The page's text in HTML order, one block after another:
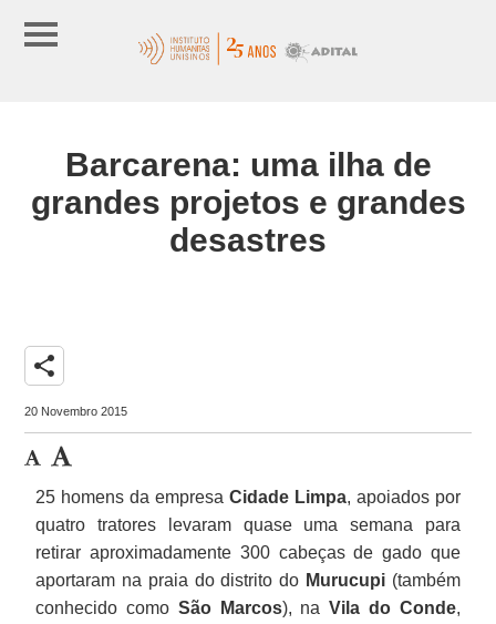
Barcarena: uma ilha de
grandes projetos e grandes
desastres
share
20 Novembro 2015
25 homens da empresa Cidade Limpa, apoiados por
quatro tratores levaram quase uma semana para
retirar aproximadamente 300 cabeças de gado que
aportaram na praia do distrito do Murucupi(também
conhecido como São Marcos), naVila do Conde,